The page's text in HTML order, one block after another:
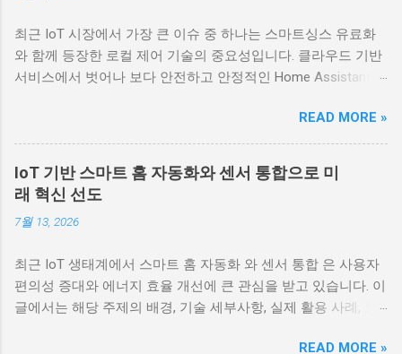
최근 IoT 시장에서 가장 큰 이슈 중 하나는 스마트싱스 유료화
와 함께 등장한 로컬 제어 기술의 중요성입니다. 클라우드 기반
서비스에서 벗어나 보다 안전하고 안정적인 Home Assistant 중
기술적 세부사항, 실제 활용사례, 도전과제 및 향후 전망에 대해
심도 있게 다룹니다. IoT 기술 시장은 사용자 편의성과 대규모
관리의 요구에 따라 클라우드 기반 플랫폼에서 빠르게 변모하
고 있습니다. 그 대표적인 사례가 바로 스마트싱스의 유료화 정
책입니다. 스마트싱스는 초창기 무료로 제공되던 다양한 스마
트 기기 연동 기능을 유료화 정책으로 전환하면서, 사용자들에
이와 동시에, 로컬 제어와 함께 Home Assistant 와 같은 오픈소
스 솔루션을 활용한 관리 체계가 빠르게 확산되고 있습니다. 주
제 배경 및 중요성 스마트싱스 유료화는 단순한 비용 이슈를 넘
READ MORE »
IoT 기반 스마트 홈 자동화와 센서 통합으로 미
래 혁신 선도
7월 13, 2026
최근 IoT 생태계에서 스마트 홈 자동화 와 센서 통합 은 사용자
편의성 증대와 에너지 효율 개선에 큰 관심을 받고 있습니다. 이
글에서는 해당 주제의 배경, 기술 세부사항, 실제 활용 사례, 도
화와 센서 통합의 배경 및 중요성 스마트 홈 기술은 가전제품과
READ MORE »